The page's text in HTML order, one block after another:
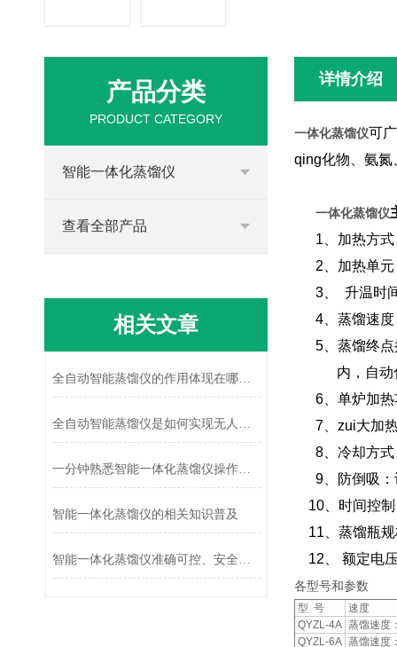
详情介绍
一体化蒸馏仪可
qing化物、氨氮
一体化蒸馏仪
1、加热方式
2、加热单元
3、 升温时
4、蒸馏速度
5、蒸馏终点
内，自动化
6、 单炉加
7、zui大加热
8、冷却方式
9、防倒吸：
10、时间控制
11、蒸馏瓶规
12、 额定电
各型号和参数
型 号
速度
QYZL-4A 蒸馏速度
QYZL-6A 蒸馏速度
产品分类
PRODUCT CATEGORY
智能一体化蒸馏仪
查看全部产品
相关文章
全自动智能蒸馏仪的作用体现在哪些方面?
全自动智能蒸馏仪是如何实现无人值守的准确分离的?
一分钟熟悉智能一体化蒸馏仪操作方法
智能一体化蒸馏仪的相关知识普及
智能一体化蒸馏仪准确可控、安全可靠